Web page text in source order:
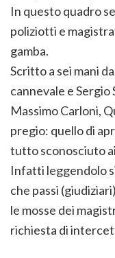
In questo quadro
poliziotti e
gamba.
Scritto a sei mani
cannevale e
Massimo Carloni,
pregio: quello di
tutto sconosciuto
Infatti leggendolo
che passi
le mosse dei
richiesta di